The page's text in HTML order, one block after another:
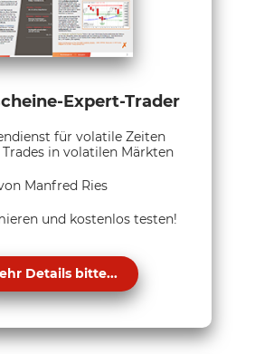
Expert-Trader
für volatile Zeiten
in volatilen Märkten
Manfred Ries
und kostenlos testen!
Details bitte...